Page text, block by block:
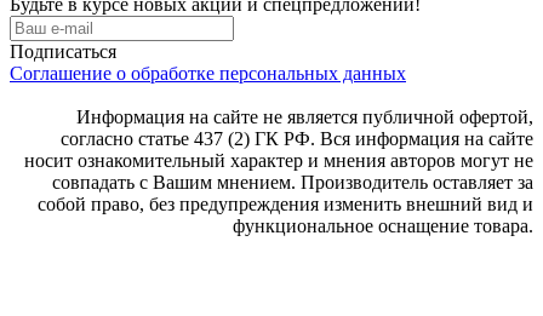
Подписаться
Соглашение о обработке персональных данных
Информация на сайте не является публичной офертой,
согласно статье 437 (2) ГК РФ. Вся информация на сайте
носит ознакомительный характер и мнения авторов могут не
совпадать с Вашим мнением. Производитель оставляет за
собой право, без предупреждения изменить внешний вид и
функциональное оснащение товара.